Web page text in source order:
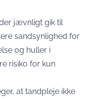
jævnligt gik til
sandsynlighed for
og huller i
risiko for kun
at tandpleje ikke